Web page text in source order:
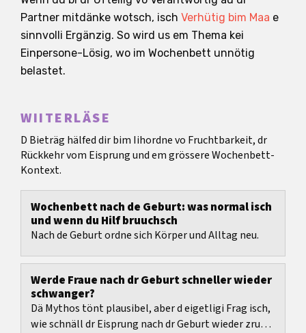
Partner mitdänke wotsch, isch Verhütig bim Maa e
sinnvolli Ergänzig. So wird us em Thema kei
Einpersone-Lösig, wo im Wochenbett unnötig
belastet.
WIITERLÄSE
D Bieträg hälfed dir bim Iihordne vo Fruchtbarkeit, dr
Rückkehr vom Eisprung und em grössere Wochenbett-
Kontext.
Wochenbett nach de Geburt: was normal isch
und wenn du Hilf bruuchsch
Nach de Geburt ordne sich Körper und Alltag neu.
Werde Fraue nach dr Geburt schneller wieder
schwanger?
Dä Mythos tönt plausibel, aber d eigetligi Frag isch,
wie schnäll dr Eisprung nach dr Geburt wieder zrugg